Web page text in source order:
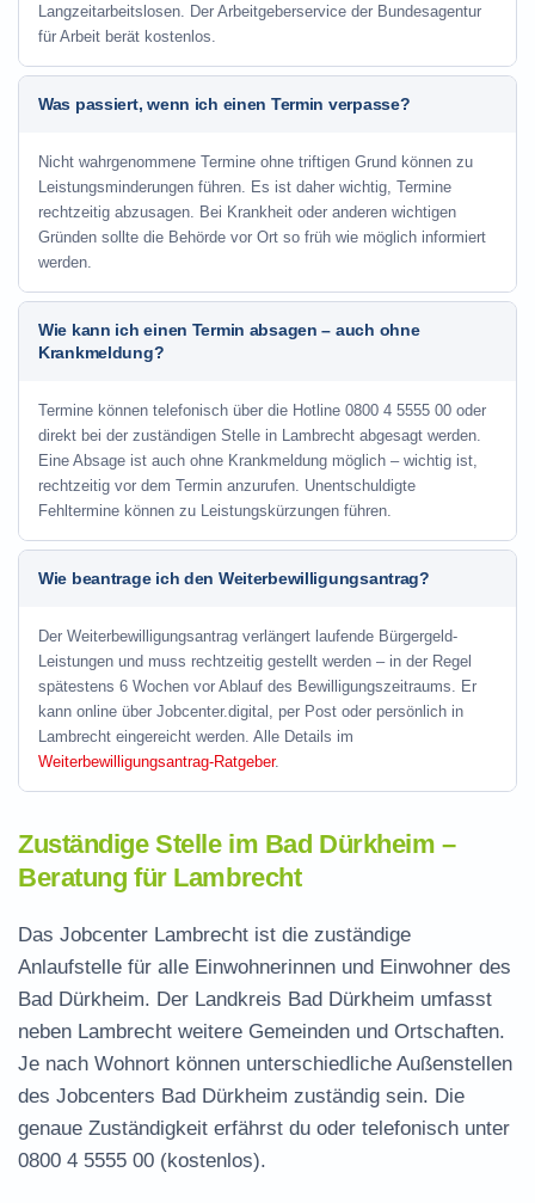
Langzeitarbeitslosen. Der Arbeitgeberservice der Bundesagentur
für Arbeit berät kostenlos.
Was passiert, wenn ich einen Termin verpasse?
Nicht wahrgenommene Termine ohne triftigen Grund können zu
Leistungsminderungen führen. Es ist daher wichtig, Termine
rechtzeitig abzusagen. Bei Krankheit oder anderen wichtigen
Gründen sollte die Behörde vor Ort so früh wie möglich informiert
werden.
Wie kann ich einen Termin absagen – auch ohne
Krankmeldung?
Termine können telefonisch über die Hotline 0800 4 5555 00 oder
direkt bei der zuständigen Stelle in Lambrecht abgesagt werden.
Eine Absage ist auch ohne Krankmeldung möglich – wichtig ist,
rechtzeitig vor dem Termin anzurufen. Unentschuldigte
Fehltermine können zu Leistungskürzungen führen.
Wie beantrage ich den Weiterbewilligungsantrag?
Der Weiterbewilligungsantrag verlängert laufende Bürgergeld-
Leistungen und muss rechtzeitig gestellt werden – in der Regel
spätestens 6 Wochen vor Ablauf des Bewilligungszeitraums. Er
kann online über Jobcenter.digital, per Post oder persönlich in
Lambrecht eingereicht werden. Alle Details im
Weiterbewilligungsantrag-Ratgeber.
Zuständige Stelle im Bad Dürkheim –
Beratung für Lambrecht
Das Jobcenter Lambrecht ist die zuständige
Anlaufstelle für alle Einwohnerinnen und Einwohner des
Bad Dürkheim. Der Landkreis Bad Dürkheim umfasst
neben Lambrecht weitere Gemeinden und Ortschaften.
Je nach Wohnort können unterschiedliche Außenstellen
des Jobcenters Bad Dürkheim zuständig sein. Die
genaue Zuständigkeit erfährst du oder telefonisch unter
0800 4 5555 00 (kostenlos).